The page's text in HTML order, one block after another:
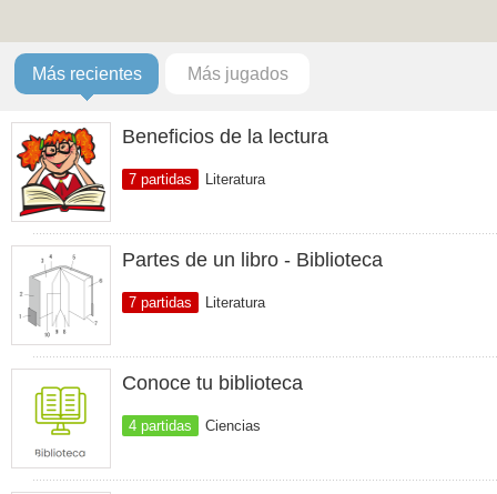
Más recientes Más jugados
Beneficios de la lectura
7 partidas Literatura
Partes de un libro - Biblioteca
7 partidas Literatura
Conoce tu biblioteca
4 partidas Ciencias